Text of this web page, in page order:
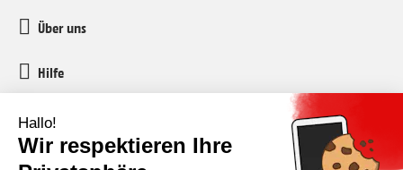
Über uns
Hilfe
Kundenservice
media-markt-refurbished@recommerce.com